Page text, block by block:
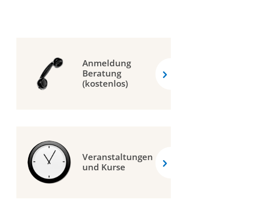
Anmeldung
Beratung
(kostenlos)
Veranstaltungen
und Kurse